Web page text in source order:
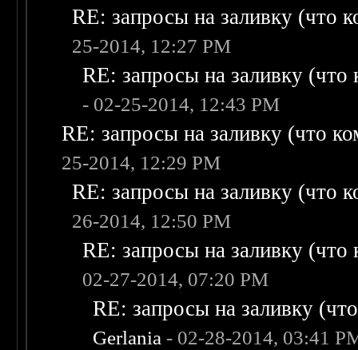
RE: запросы на заливку (что
25-2014, 12:27 PM
RE: запросы на заливку
- 02-25-2014, 12:43 PM
RE: запросы на заливку (что
25-2014, 12:29 PM
RE: запросы на заливку (что
26-2014, 12:50 PM
RE: запросы на заливку
02-27-2014, 07:20 PM
RE: запросы на заливку
Gerlania - 02-28-2014, 03:41